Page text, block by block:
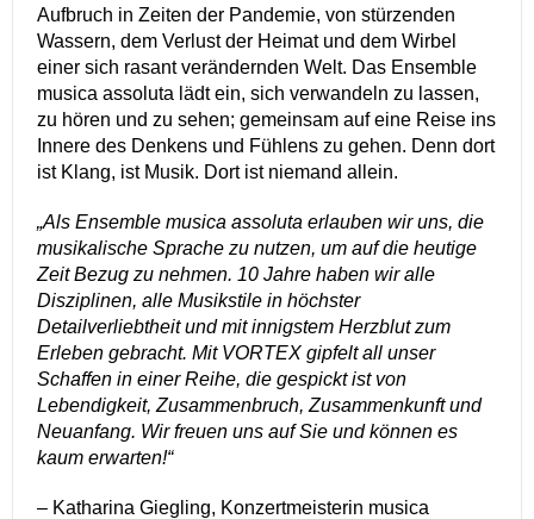
Aufbruch in Zeiten der Pandemie, von stürzenden
Wassern, dem Verlust der Heimat und dem Wirbel
einer sich rasant verändernden Welt. Das Ensemble
musica assoluta lädt ein, sich verwandeln zu lassen,
zu hören und zu sehen; gemeinsam auf eine Reise ins
Innere des Denkens und Fühlens zu gehen. Denn dort
ist Klang, ist Musik. Dort ist niemand allein.
„Als Ensemble musica assoluta erlauben wir uns, die
musikalische Sprache zu nutzen, um auf die heutige
Zeit Bezug zu nehmen. 10 Jahre haben wir alle
Disziplinen, alle Musikstile in höchster
Detailverliebtheit und mit innigstem Herzblut zum
Erleben gebracht. Mit VORTEX gipfelt all unser
Schaffen in einer Reihe, die gespickt ist von
Lebendigkeit, Zusammenbruch, Zusammenkunft und
Neuanfang. Wir freuen uns auf Sie und können es
kaum erwarten!“
– Katharina Giegling, Konzertmeisterin musica